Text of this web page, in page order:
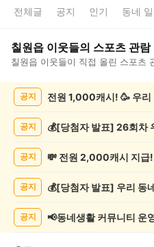
전체글 공지 인기 동네
칠원읍 이웃들의 스포츠 관람
칠원읍 이웃들이 직접 올린 스포츠
목
공지 전원 1,000캐시! 🥳 우
공지
공지
공지
공지 📢동네생활 커뮤니티